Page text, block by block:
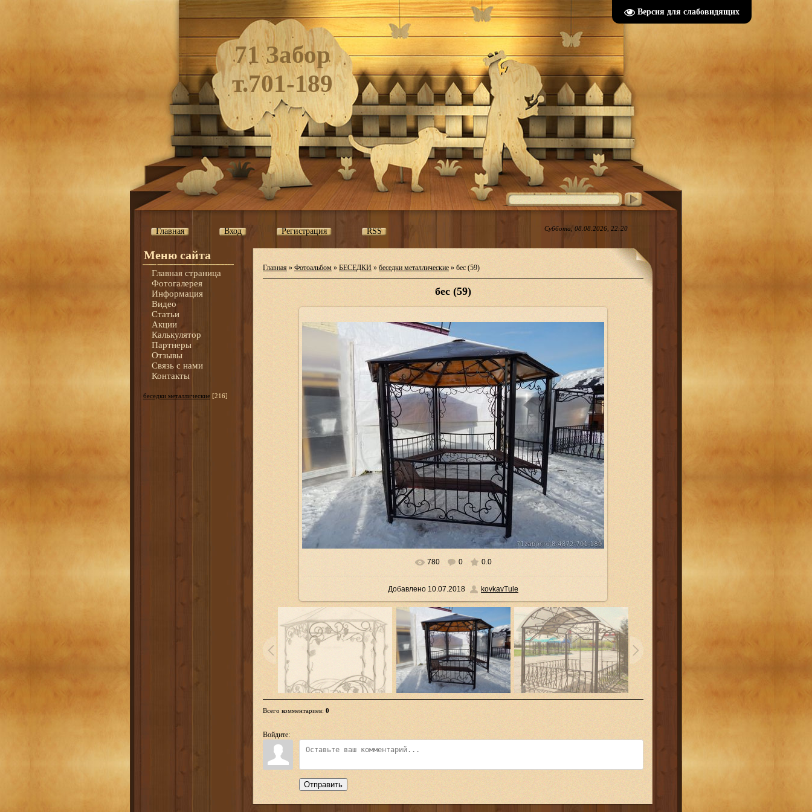
Версия для слабовидящих
71 Забор
т.701-189
Главная Вход Регистрация RSS Суббота, 08.08.2026, 22:20
Меню сайта
Главная страница
Фотогалерея
Информация
Видео
Статьи
Акции
Калькулятор
Партнеры
Отзывы
Связь с нами
Контакты
беседки металлические [216]
Главная » Фотоальбом » БЕСЕДКИ » беседки металлические » бес (59)
бес (59)
В реальном размере 1280x960
780 0 0.0
Добавлено 10.07.2018 kovkavTule
Всего комментариев: 0
Войдите:
Отправить